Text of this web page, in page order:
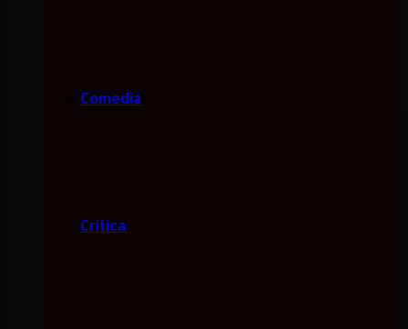
Comedia
Critica